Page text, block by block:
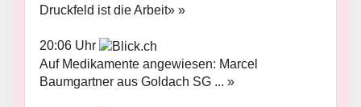
Druckfeld ist die Arbeit» »
20:06 Uhr
Auf Medikamente angewiesen: Marcel
Baumgartner aus Goldach SG ... »